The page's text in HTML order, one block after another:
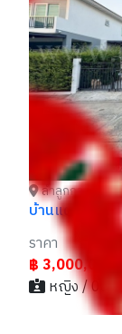
ลำลูกกา ปทุมธ
บ้านแฝด ศุภา
ราคา
฿ 3,000,000
หญิง /